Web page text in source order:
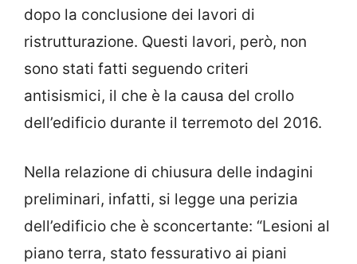
dopo la conclusione dei lavori di
ristrutturazione. Questi lavori, però, non
sono stati fatti seguendo criteri
antisismici, il che è la causa del crollo
dell’edificio durante il terremoto del 2016.
Nella relazione di chiusura delle indagini
preliminari, infatti, si legge una perizia
dell’edificio che è sconcertante: “Lesioni al
piano terra, stato fessurativo ai piani